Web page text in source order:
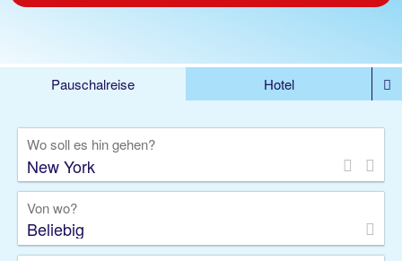
Pauschalreise
Hotel
Rundreise
Kreuzfahrt
Gruppenreise
Camper Privattransfer
Wo soll es hin gehen?
Von wo?
Beliebig